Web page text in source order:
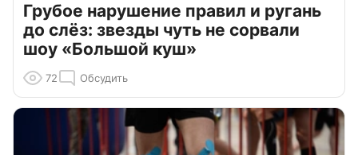
Грубое нарушение правил и ругань
до слёз: звезды чуть не сорвали
шоу «Большой куш»
72 Обсудить